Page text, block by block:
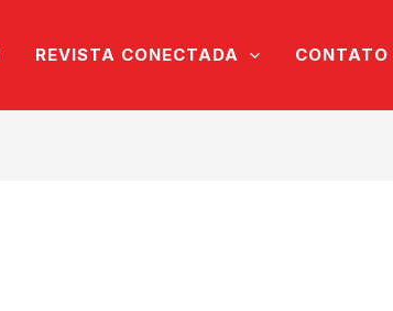
REVISTA CONECTADA CONTATO